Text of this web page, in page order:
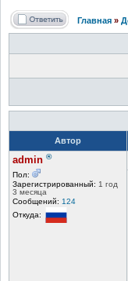
Главная »
Автор
admin ®
Пол:
Зарегистрированный: 1 год
3 месяца
Сообщений: 124
Откуда: